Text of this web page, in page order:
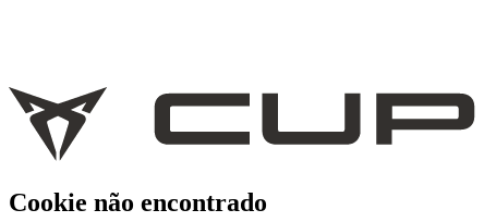
Cookie não encontrado